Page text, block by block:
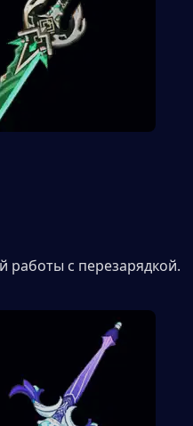
работы с перезарядкой.